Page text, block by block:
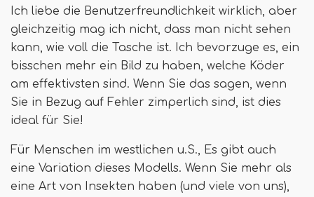
Ich liebe die Benutzerfreundlichkeit wirklich, aber
gleichzeitig mag ich nicht, dass man nicht sehen
kann, wie voll die Tasche ist. Ich bevorzuge es, ein
bisschen mehr ein Bild zu haben, welche Köder
am effektivsten sind. Wenn Sie das sagen, wenn
Sie in Bezug auf Fehler zimperlich sind, ist dies
ideal für Sie!
Für Menschen im westlichen u.S., Es gibt auch
eine Variation dieses Modells. Wenn Sie mehr als
eine Art von Insekten haben (und viele von uns),